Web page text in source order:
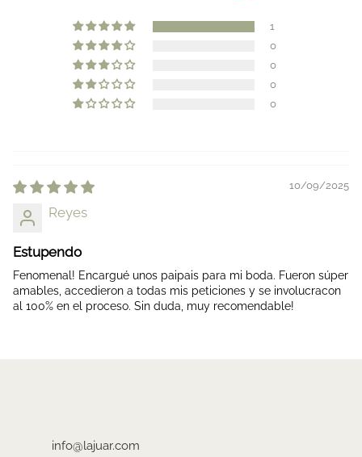
1
0
0
0
0
10/09/2025
Reyes
Estupendo
Fenomenal! Encargué unos paipais para mi boda. Fueron súper
amables, accedieron a todas mis peticiones y se involucracon
al 100% en el proceso. Sin duda, muy recomendable!
info@lajuar.com